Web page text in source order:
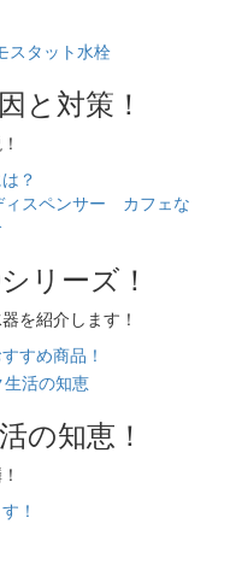
と対策！
？
リーズ！
を紹介します！
すめ商品！
の知恵！
！